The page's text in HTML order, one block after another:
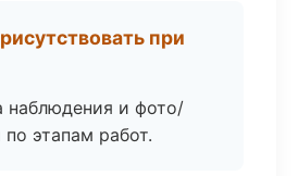
при
наблюдения и фото/
этапам работ.